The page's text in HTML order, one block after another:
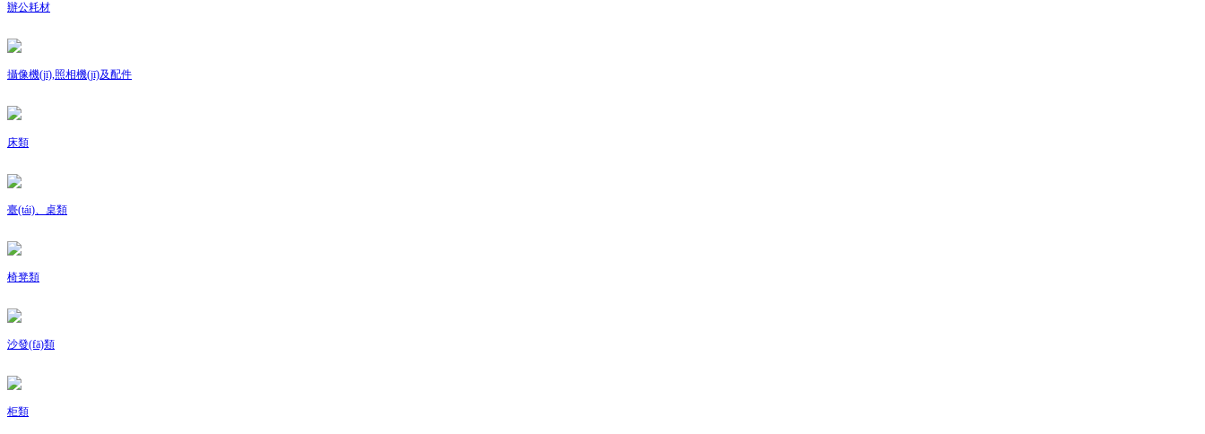
辦公耗材
攝像機(jī),照相機(jī)及配件
床類
臺(tái)、桌類
椅凳類
沙發(fā)類
柜類